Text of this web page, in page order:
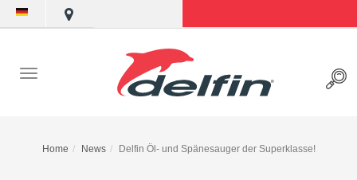
Home News Delfin Öl- und Spänesauger der Superklasse!